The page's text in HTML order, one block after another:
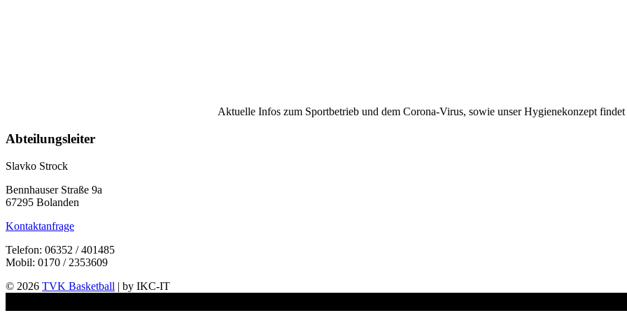
Aktuelle Infos zum Sportbetrieb und dem Corona-Virus, sowie unser Hygienekonzept
Abteilungsleiter
Slavko Strock
Bennhauser Straße 9a
67295 Bolanden
Kontaktanfrage
Telefon: 06352 / 401485
Mobil: 0170 / 2353609
© 2026 TVK Basketball | by IKC-IT